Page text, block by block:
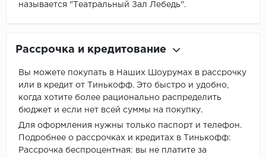
называется "Театральный Зал Лебедь".
Рассрочка и кредитование
Вы можете покупать в Наших Шоурумах в рассрочку
или в кредит от Тинькофф. Это быстро и удобно,
когда хотите более рационально распределить
бюджет и если нет всей суммы на покупку.
Для оформления нужны только паспорт и телефон.
Подробнее о рассрочках и кредитах в Тинькофф:
Рассрочка беспроцентная: вы не платите за